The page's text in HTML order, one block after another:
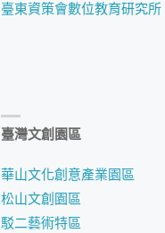
臺東資策會數位教育研究所
臺灣文創園區
華山文化創意產業園區
松山文創園區
駁二藝術特區